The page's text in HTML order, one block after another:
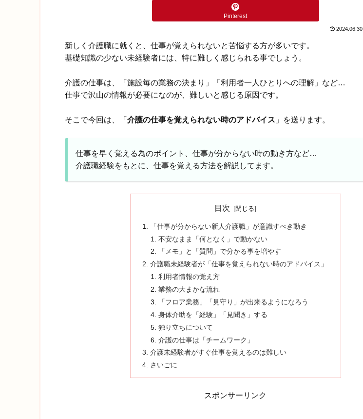
Pinterest
2024.06.30
新しく介護職に就くと、仕事が覚えられないと苦悩する方が多いです。
基礎知識の少ない未経験者には、特に難しく感じられる事でしょう。
介護の仕事は、「施設毎の業務の決まり」「利用者一人ひとりへの理解」など…
仕事で沢山の情報が必要になのが、難しいと感じる原因です。
そこで今回は、「 介護の仕事を覚えられない時のアドバイス 」を送ります。
仕事を早く覚える為のポイント、仕事が分からない時の動き方など…
介護職経験をもとに、仕事を覚える方法を解説してます。
目次
「仕事が分からない新人介護職」が意識すべき動き
不安なまま「何となく」で動かない
「メモ」と「質問」で分かる事を増やす
介護職未経験者が「仕事を覚えられない時のアドバイス」
利用者情報の覚え方
業務の大まかな流れ
「フロア業務」「見守り」が出来るようになろう
身体介助を「経験」「見聞き」する
独り立ちについて
介護の仕事は「チームワーク」
介護未経験者がすぐ仕事を覚えるのは難しい
さいごに
スポンサーリンク